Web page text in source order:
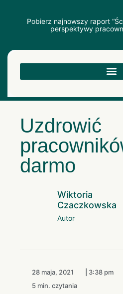
Pobierz najnowszy raport
perspektywy
Uzdrowić
darmo
Wiktoria
Czaczkowska
Autor
28 maja, 2021
3:38 pm
5 min. czytania